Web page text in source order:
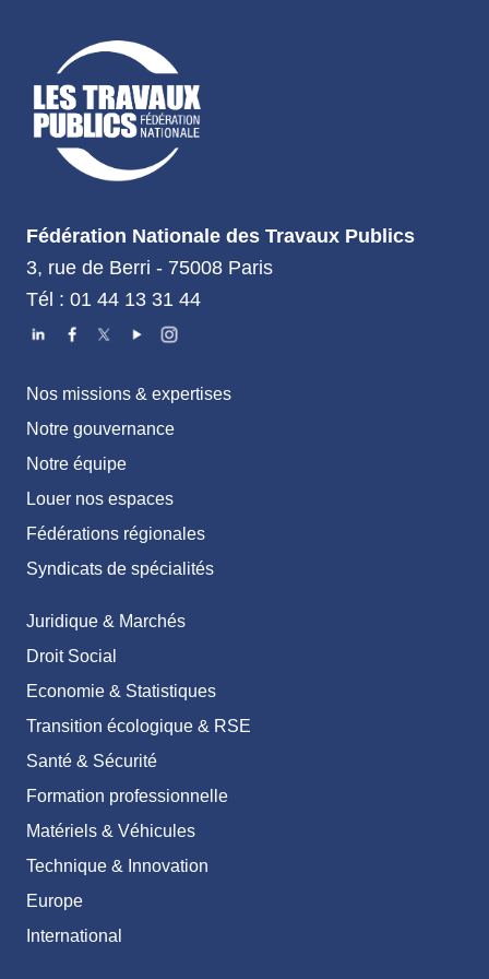
Fédération Nationale des Travaux Publics
3, rue de Berri - 75008 Paris
Tél : 01 44 13 31 44
Nos missions & expertises
Notre gouvernance
Notre équipe
Louer nos espaces
Fédérations régionales
Syndicats de spécialités
Juridique & Marchés
Droit Social
Economie & Statistiques
Transition écologique & RSE
Santé & Sécurité
Formation professionnelle
Matériels & Véhicules
Technique & Innovation
Europe
International